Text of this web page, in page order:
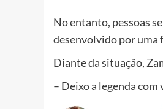
No entanto, pessoas
desenvolvido por uma
Diante da situação,
– Deixo a legenda com